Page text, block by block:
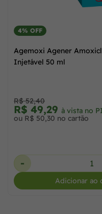
4% OFF
Agemoxi Agener
Injetável 50 ml
R$ 52,40
R$ 49,29 à vista no
ou R$ 50,30 no cartão
-
Adicionar ao